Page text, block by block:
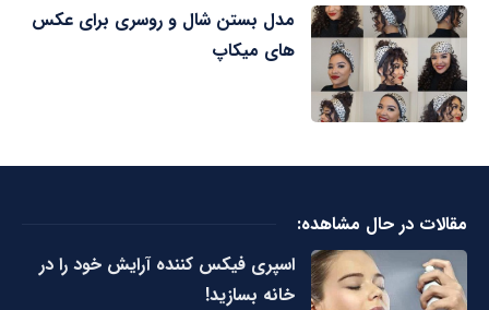
مدل بستن شال و روسری برای عکس
های میکاپ
مقالات در حال مشاهده:
اسپری فیکس کننده آرایش خود را در
خانه بسازید!